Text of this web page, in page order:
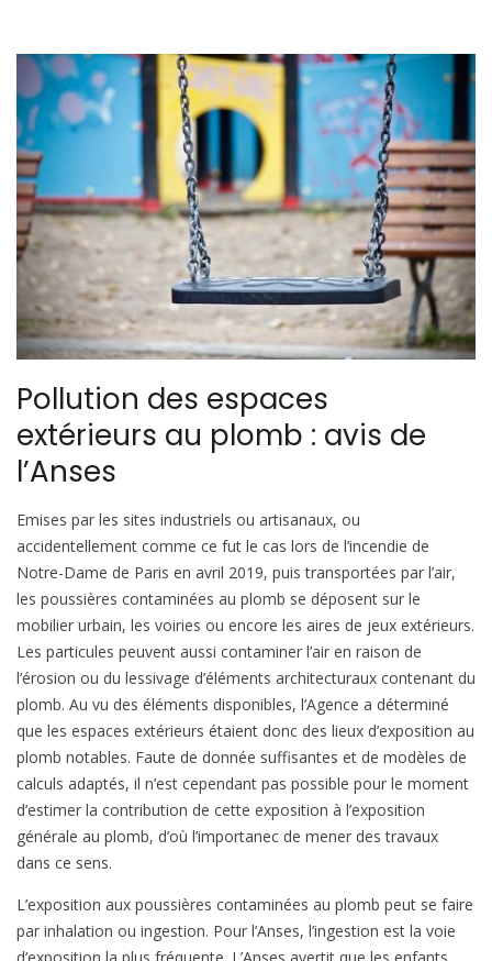
Pollution des espaces
extérieurs au plomb : avis de
l’Anses
Emises par les sites industriels ou artisanaux, ou
accidentellement comme ce fut le cas lors de l’incendie de
Notre-Dame de Paris en avril 2019, puis transportées par l’air,
les poussières contaminées au plomb se déposent sur le
mobilier urbain, les voiries ou encore les aires de jeux extérieurs.
Les particules peuvent aussi contaminer l’air en raison de
l’érosion ou du lessivage d’éléments architecturaux contenant du
plomb. Au vu des éléments disponibles, l’Agence a déterminé
que les espaces extérieurs étaient donc des lieux d’exposition au
plomb notables. Faute de donnée suffisantes et de modèles de
calculs adaptés, il n’est cependant pas possible pour le moment
d’estimer la contribution de cette exposition à l’exposition
générale au plomb, d’où l’importanec de mener des travaux
dans ce sens.
L’exposition aux poussières contaminées au plomb peut se faire
par inhalation ou ingestion. Pour l’Anses, l’ingestion est la voie